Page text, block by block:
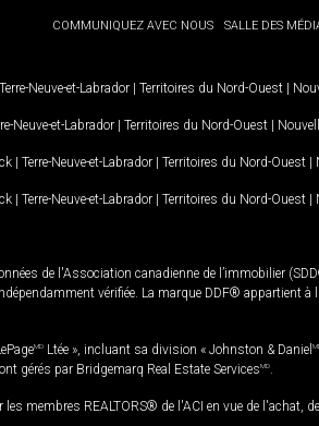
COMMUNIQUEZ AVEC NOUS SALLE DES
Terre-Neuve-et-Labrador | Territoires du Nord-Ouest |
Neuve-et-Labrador | Territoires du Nord-Ouest |
| Terre-Neuve-et-Labrador | Territoires du Nord-Ouest |
| Terre-Neuve-et-Labrador | Territoires du Nord-Ouest |
de l'Association canadienne de l’immobilier
vérifiée. La marque DDF® appartient à
MD Ltée », incluant sa division « Johnston & Daniel
gérés par Bridgemarq Real Estate ServicesMD
REALTORS® de l'ACI en vue de l'achat,